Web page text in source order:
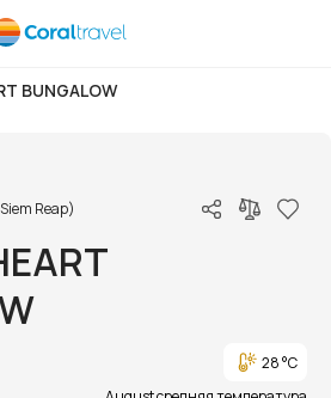
BUNGALOW
Reap)
28 °C